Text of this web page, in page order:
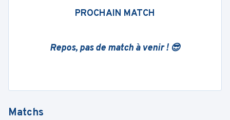
PROCHAIN MATCH
Repos, pas de match à venir ! 😎
Matchs